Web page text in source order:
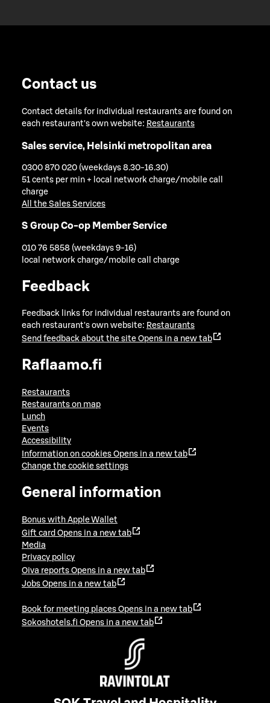
Contact us
Contact details for individual restaurants are found on
each restaurant's own website: Restaurants
Sales service, Helsinki metropolitan area
0300 870 020 (weekdays 8.30-16.30)
51 cents per min + local network charge/mobile call
charge
All the Sales Services
S Group Co-op Member Service
010 76 5858 (weekdays 9-16)
local network charge/mobile call charge
Feedback
Feedback links for individual restaurants are found on
each restaurant's own website: Restaurants
Send feedback about the site Opens in a new tab
Raflaamo.fi
Restaurants
Restaurants on map
Lunch
Events
Accessibility
Information on cookies Opens in a new tab
Change the cookie settings
General information
Bonus with Apple Wallet
Gift card Opens in a new tab
Media
Privacy policy
Oiva reports Opens in a new tab
Jobs Opens in a new tab
Book for meeting places Opens in a new tab
Sokoshotels.fi Opens in a new tab